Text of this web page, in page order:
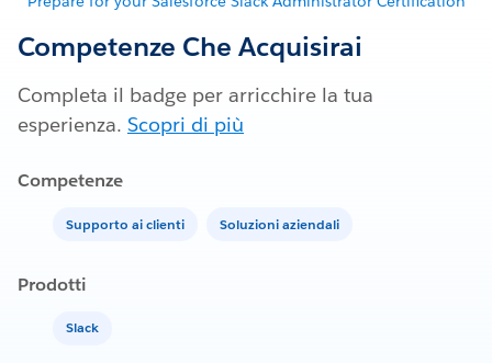
Competenze Che Acquisirai
Completa il badge per arricchire la tua
esperienza. Scopri di più
Competenze
Supporto ai clienti Soluzioni aziendali
Prodotti
Slack